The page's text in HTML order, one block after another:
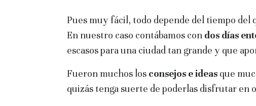
Pues muy fácil, todo depende del tiempo del
En nuestro caso contábamos con dos días
escasos para una ciudad tan grande y que
Fueron muchos los consejos e ideas que
quizás tenga suerte de poderlas disfrutar en